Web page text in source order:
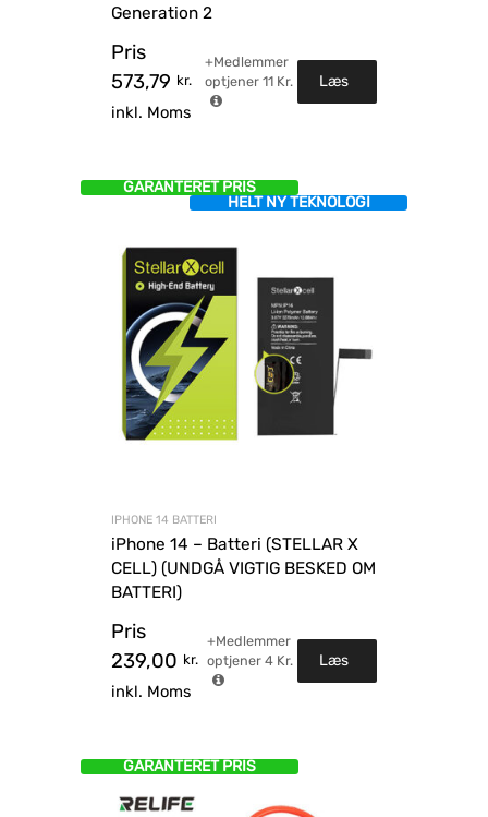
Generation 2
Pris
573,79 kr.
inkl. Moms
+Medlemmer
optjener11 Kr. Læs
GARANTERET PRIS
HELT NY TEKNOLOGI
IPHONE 14 BATTERI
iPhone 14 – Batteri (STELLAR X
CELL) (UNDGÅ VIGTIG BESKED OM
BATTERI)
Pris
239,00 kr.
inkl. Moms
+Medlemmer
optjener4 Kr. Læs
GARANTERET PRIS